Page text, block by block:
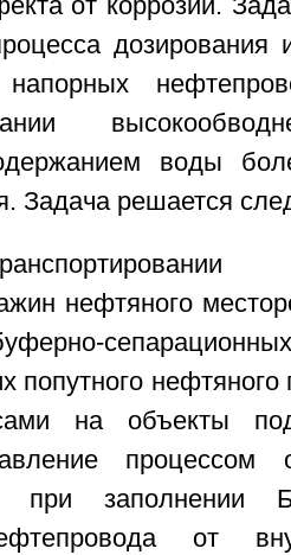
от коррозии.
дозирования
воды
Задача решается
нефтяного
попутного
на объекты
процессом
при
от